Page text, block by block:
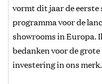
vormt dit jaar de
programma voor de
showrooms in Europa.
bedanken voor de
investering in ons